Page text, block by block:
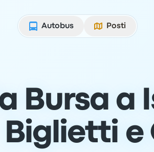
Autobus
Posti
Bursa a
Biglietti e